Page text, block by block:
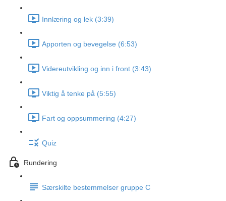
Innlæring og lek (3:39)
Apporten og bevegelse (6:53)
Videreutvikling og inn i front (3:43)
Viktig å tenke på (5:55)
Fart og oppsummering (4:27)
Quiz
Rundering
Særskilte bestemmelser gruppe C